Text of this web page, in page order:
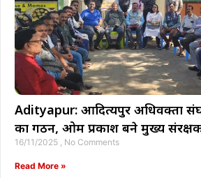
Adityapur: आदित्यपुर अधिवक्ता संघ
का गठन, ओम प्रकाश बने मुख्य
16/11/2025 No Comments
Read More »